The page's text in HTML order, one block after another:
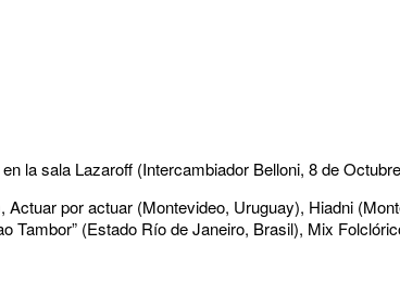
la sala Lazaroff (Intercambiador Belloni, 8 de
por actuar (Montevideo, Uruguay), Hiadni
Tambor” (Estado Río de Janeiro, Brasil), Mix